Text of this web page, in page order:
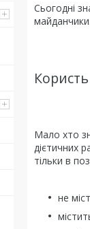
Сьогодні
Мало хто
дієтичних
тільки в
не